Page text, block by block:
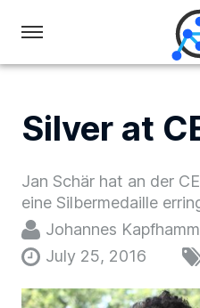
in
Silver at
Jan Schär hat an der
eine Silbermedaille
Johannes
July 25, 2016